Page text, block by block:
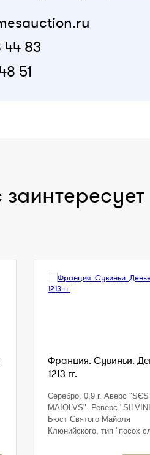
44 83
51
Франция. Сувиньи.
1213 гг.
Серебро. 0,9 г. Аверс "SЄS
MAIOLVS". Реверс
Бюст Святого Майоля
Клюнийского, тип "посох